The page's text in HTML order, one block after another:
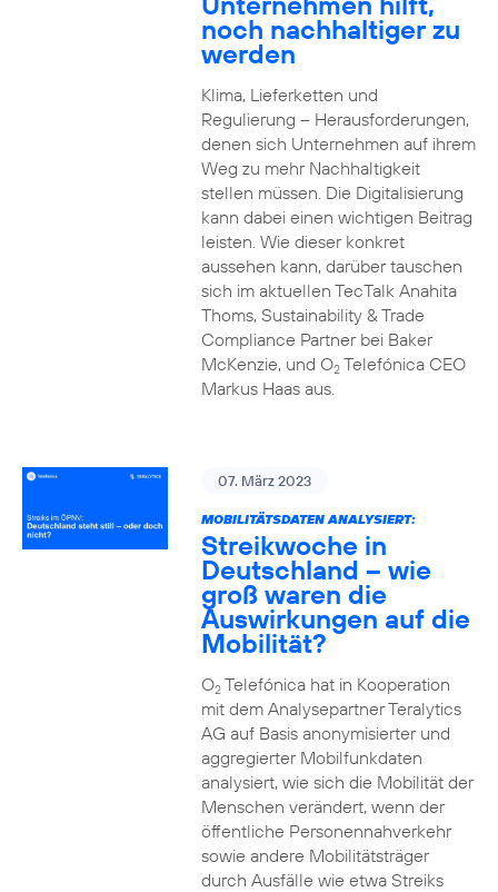
noch nachhaltiger zu
werden
Klima, Lieferketten und
Regulierung – Herausforderungen,
denen sich Unternehmen auf ihrem
Weg zu mehr Nachhaltigkeit
stellen müssen. Die Digitalisierung
kann dabei einen wichtigen Beitrag
leisten. Wie dieser konkret
aussehen kann, darüber tauschen
sich im aktuellen TecTalk Anahita
Thoms, Sustainability & Trade
Compliance Partner bei Baker
McKenzie, und O2Telefónica CEO
Markus Haas aus.
07. März 2023
MOBILITÄTSDATEN ANALYSIERT:
Streikwoche in
Deutschland – wie
groß waren die
Auswirkungen auf die
Mobilität?
O2Telefónica hat in Kooperation
mit dem Analysepartner Teralytics
AG auf Basis anonymisierter und
aggregierter Mobilfunkdaten
analysiert, wie sich die Mobilität der
Menschen verändert, wenn der
öffentliche Personennahverkehr
sowie andere Mobilitätsträger
durch Ausfälle wie etwa Streiks